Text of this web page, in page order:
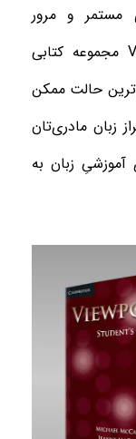
مستمر و مرور
مجموعه کتابی
حالت ممکن
زبان مادری‌تان
زبان به